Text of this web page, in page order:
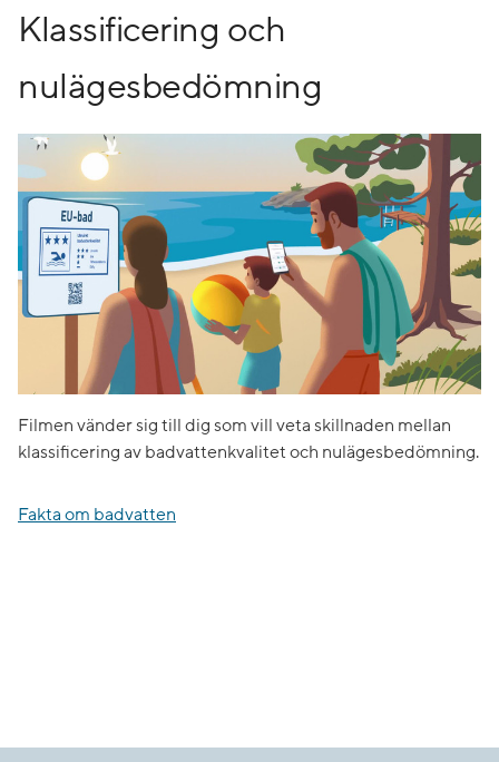
Klassificering och
nulägesbedömning
Filmen vänder sig till dig som vill veta skillnaden mellan
klassificering av badvattenkvalitet och nulägesbedömning.
Fakta om badvatten